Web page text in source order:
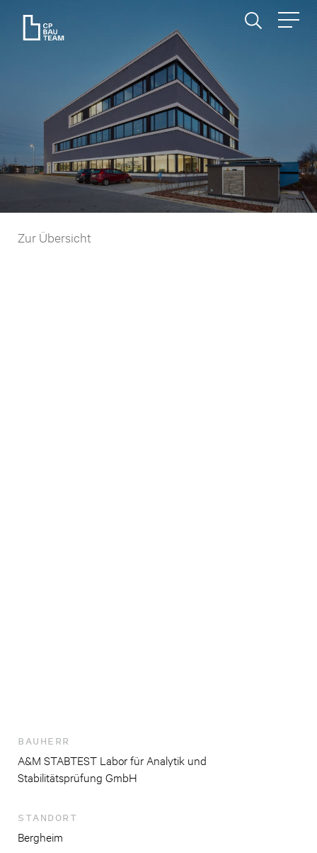
Zur Übersicht
BAUHERR
A&M STABTEST Labor für Analytik und
Stabilitätsprüfung GmbH
STANDORT
Bergheim
PROJEKTE